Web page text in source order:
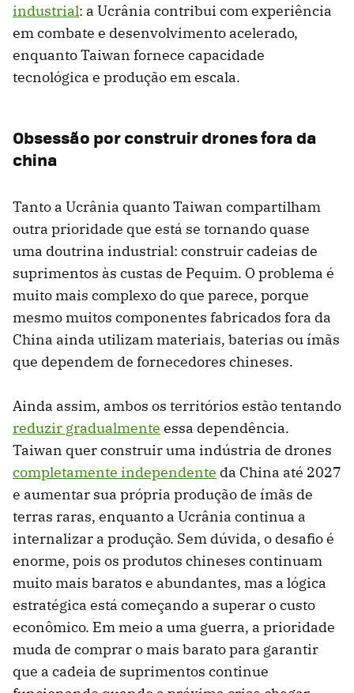
industrial: a Ucrânia contribui com experiência
em combate e desenvolvimento acelerado,
enquanto Taiwan fornece capacidade
tecnológica e produção em escala.
Obsessão por construir drones fora da
china
Tanto a Ucrânia quanto Taiwan compartilham
outra prioridade que está se tornando quase
uma doutrina industrial: construir cadeias de
suprimentos às custas de Pequim. O problema é
muito mais complexo do que parece, porque
mesmo muitos componentes fabricados fora da
China ainda utilizam materiais, baterias ou ímãs
que dependem de fornecedores chineses.
Ainda assim, ambos os territórios estão tentando
reduzir gradualmente essa dependência.
Taiwan quer construir uma indústria de drones
completamente independente da China até 2027
e aumentar sua própria produção de ímãs de
terras raras, enquanto a Ucrânia continua a
internalizar a produção. Sem dúvida, o desafio é
enorme, pois os produtos chineses continuam
muito mais baratos e abundantes, mas a lógica
estratégica está começando a superar o custo
econômico. Em meio a uma guerra, a prioridade
muda de comprar o mais barato para garantir
que a cadeia de suprimentos continue